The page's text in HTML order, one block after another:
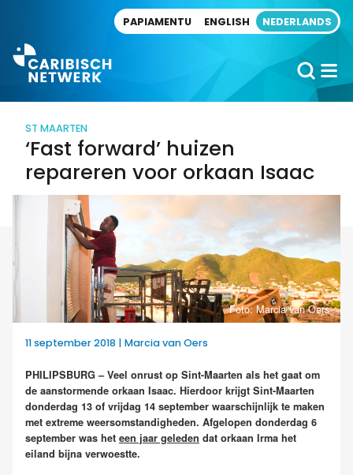
PAPIAMENTU ENGLISH NEDERLANDS
ST MAARTEN
‘Fast forward’ huizen
repareren voor orkaan Isaac
Foto: Marcia van Oers
11 september 2018 | Marcia van Oers
PHILIPSBURG – Veel onrust op Sint-Maarten als het gaat om
de aanstormende orkaan Isaac. Hierdoor krijgt Sint-Maarten
donderdag 13 of vrijdag 14 september waarschijnlijk te maken
met extreme weersomstandigheden. Afgelopen donderdag 6
september was het een jaar geleden dat orkaan Irma het
eiland bijna verwoestte.